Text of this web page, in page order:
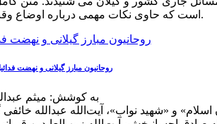
است که حاوی نکات مهمی درباره اوضاع وقت کشور و گیلان می باشد.
روحانیون مبارز گیلانی و نهضت
به کوشش: میثم
و «شهید نواب»، آیت‌الله عبدالله